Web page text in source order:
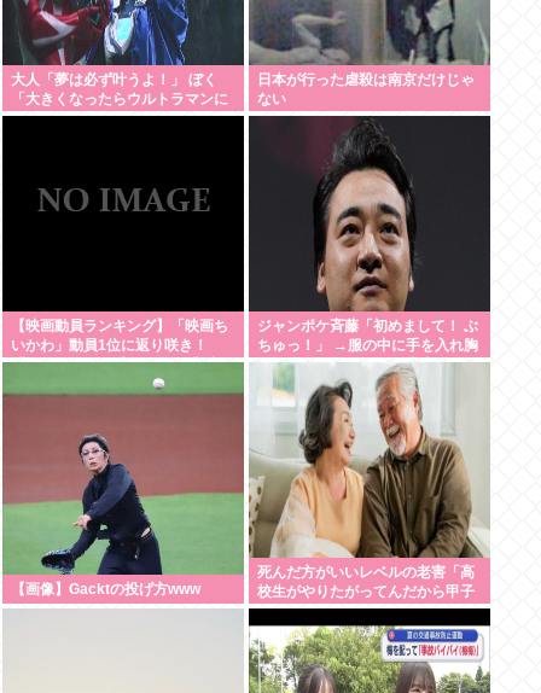
大人「夢は必ず叶うよ！」 ぼく
「大きくなったらウルトラマンに
なる~」
日本が行った虐殺は南京だけじゃ
ない
【映画動員ランキング】「映画ち
いかわ」動員1位に返り咲き！
「ミニオンズ」「あの星」「ブル
ーロック」もランクイン
ジャンポケ斉藤「初めまして！ ぶ
ちゅっ！」 →服の中に手を入れ胸
を揉み始める。 これ異常者だろ
(´・ω・`)
【画像】Gacktの投げ方www
死んだ方がいいレベルの老害「高
校生がやりたがってんだから甲子
園でやらせろ！」